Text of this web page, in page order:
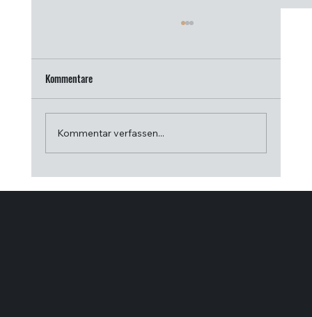
Dampfbad-Technik effizient planen im
Kommentare
Kommentar verfassen...